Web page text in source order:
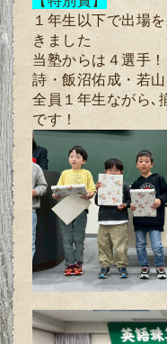
１年生以下で出場
きました
当塾からは４選手！
詩・飯沼佑成・若
全員１年生ながら､
です！